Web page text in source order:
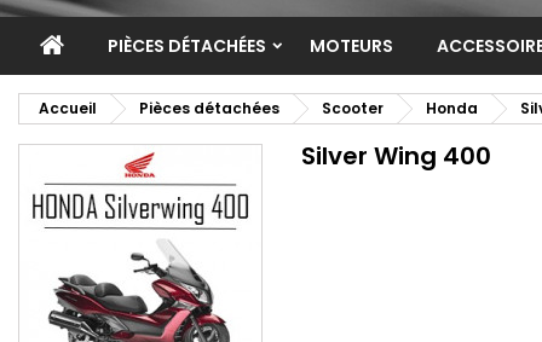
PIÈCES DÉTACHÉES MOTEURS
Accueil Pièces détachées Scooter Honda
Silver Wing 400